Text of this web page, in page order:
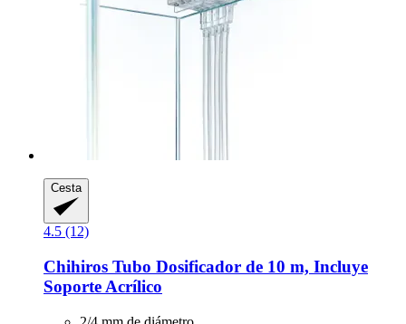
Cesta
4.5 (12)
Chihiros Tubo Dosificador de 10 m, Incluye
Soporte Acrílico